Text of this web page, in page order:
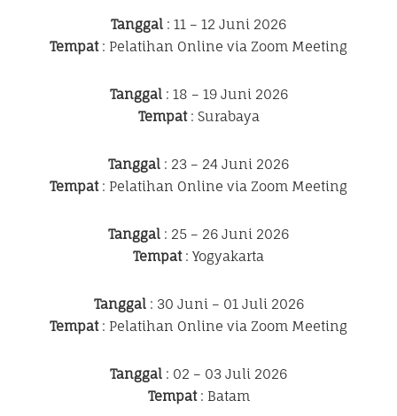
Tanggal : 11 – 12 Juni 2026
Tempat: Pelatihan Online via Zoom Meeting
Tanggal: 18 – 19 Juni 2026
Tempat: Surabaya
Tanggal : 23 – 24 Juni 2026
Tempat: Pelatihan Online via Zoom Meeting
Tanggal : 25 – 26 Juni 2026
Tempat: Yogyakarta
Tanggal: 30 Juni – 01 Juli 2026
Tempat: Pelatihan Online via Zoom Meeting
Tanggal : 02 – 03 Juli 2026
Tempat: Batam